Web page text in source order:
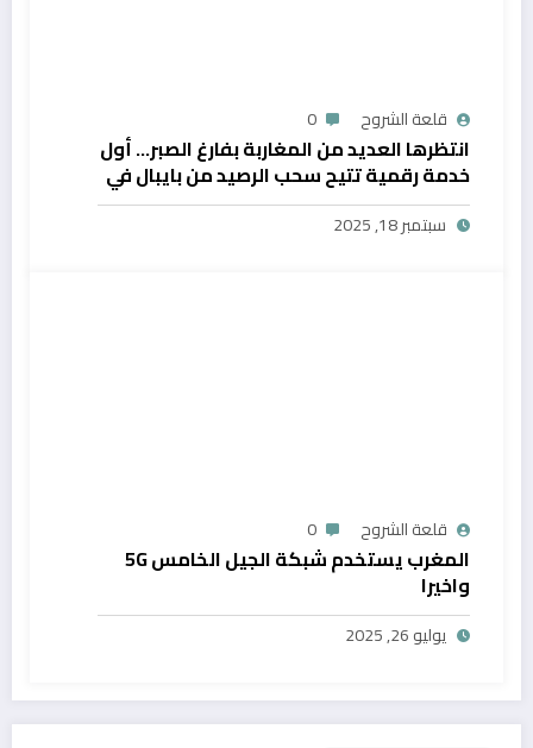
قلعة الشروح 0
انتظرها العديد من المغاربة بفارغ الصبر… أول
خدمة رقمية تتيح سحب الرصيد من بايبال في
المغرب
سبتمبر 18, 2025
قلعة الشروح 0
المغرب يستخدم شبكة الجيل الخامس 5G
واخيرا
يوليو 26, 2025